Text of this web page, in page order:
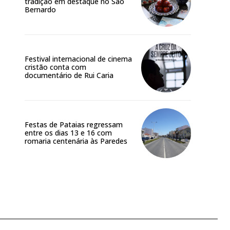
Bernardo
Festival internacional de cinema
cristão conta com
documentário de Rui Caria
Festas de Pataias regressam
entre os dias 13 e 16 com
romaria centenária às Paredes